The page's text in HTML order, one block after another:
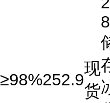
≥98%252.9
现
货